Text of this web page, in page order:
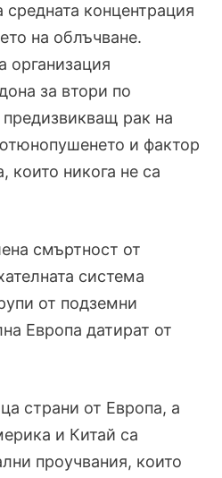
концентрация
на облъчване.
организация
за втори по
рак на
и фактор
които никога не са
смъртност от
система
от подземни
Европа датират от
страни от Европа, а
и Китай са
проучвания, които